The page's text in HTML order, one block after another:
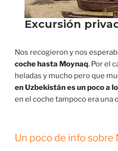
Nos recogieron y nos
coche hasta Moynaq. Por el
heladas y mucho pero que
en Uzbekistán es un poco a
en el coche tampoco era una
Un poco de info sobre